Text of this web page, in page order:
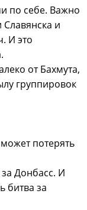
по себе. Важно
и
И это
от Бахмута,
группировок
потерять
Донбасс. И
битва за